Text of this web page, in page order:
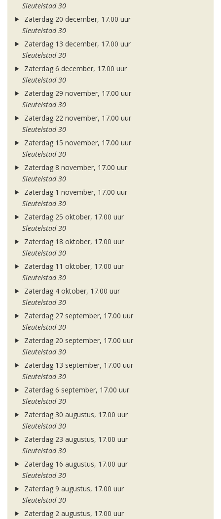
Sleutelstad 30
Zaterdag 20 december, 17.00 uur
Sleutelstad 30
Zaterdag 13 december, 17.00 uur
Sleutelstad 30
Zaterdag 6 december, 17.00 uur
Sleutelstad 30
Zaterdag 29 november, 17.00 uur
Sleutelstad 30
Zaterdag 22 november, 17.00 uur
Sleutelstad 30
Zaterdag 15 november, 17.00 uur
Sleutelstad 30
Zaterdag 8 november, 17.00 uur
Sleutelstad 30
Zaterdag 1 november, 17.00 uur
Sleutelstad 30
Zaterdag 25 oktober, 17.00 uur
Sleutelstad 30
Zaterdag 18 oktober, 17.00 uur
Sleutelstad 30
Zaterdag 11 oktober, 17.00 uur
Sleutelstad 30
Zaterdag 4 oktober, 17.00 uur
Sleutelstad 30
Zaterdag 27 september, 17.00 uur
Sleutelstad 30
Zaterdag 20 september, 17.00 uur
Sleutelstad 30
Zaterdag 13 september, 17.00 uur
Sleutelstad 30
Zaterdag 6 september, 17.00 uur
Sleutelstad 30
Zaterdag 30 augustus, 17.00 uur
Sleutelstad 30
Zaterdag 23 augustus, 17.00 uur
Sleutelstad 30
Zaterdag 16 augustus, 17.00 uur
Sleutelstad 30
Zaterdag 9 augustus, 17.00 uur
Sleutelstad 30
Zaterdag 2 augustus, 17.00 uur